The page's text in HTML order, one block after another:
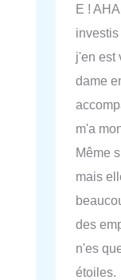
E !
j'en est
dame
m'a
Même
mais
des
n'es
étoiles.